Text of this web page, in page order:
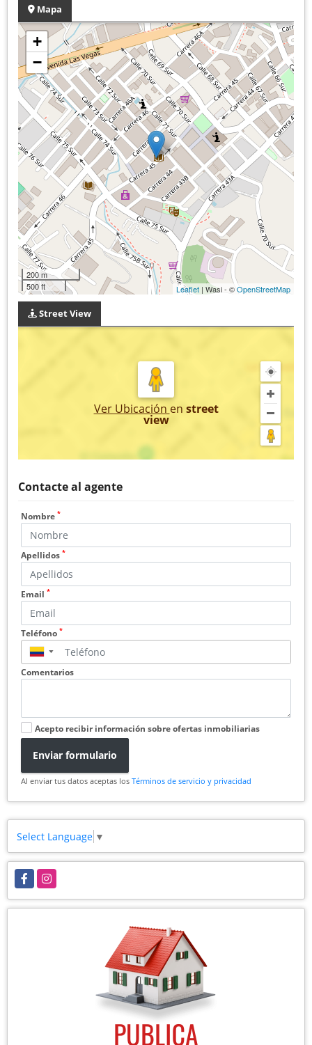
Mapa
+
−
200 m
500 ft
Leaflet | Wasi - ©OpenStreetMap
Street View
Ver Ubicación en street
view
Contacte al agente
Nombre *
Apellidos *
Email *
Teléfono *
▼
Comentarios
Acepto recibir información sobre ofertas inmobiliarias
Enviar formulario
Al enviar tus datos aceptas los Términos de servicio y privacidad
Select Language ▼
FacebookInstagram